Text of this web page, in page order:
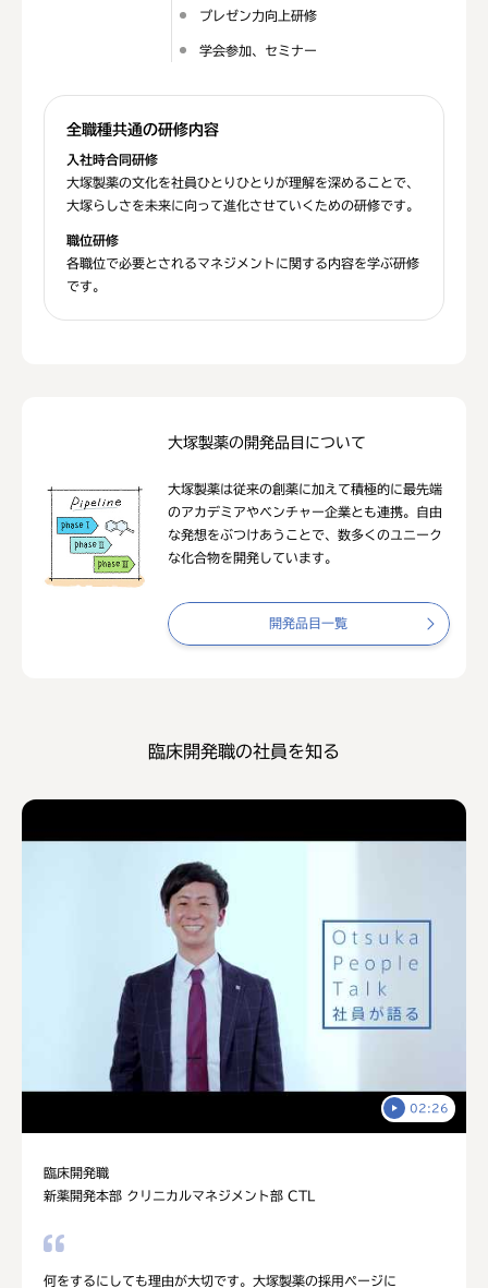
プレゼン力向上研修
学会参加、セミナー
全職種共通の研修内容
入社時合同研修
大塚製薬の文化を社員ひとりひとりが理解を深めることで、
大塚らしさを未来に向って進化させていくための研修です。
職位研修
各職位で必要とされるマネジメントに関する内容を学ぶ研修
です。
大塚製薬の開発品目について
大塚製薬は従来の創薬に加えて積極的に最先端
のアカデミアやベンチャー企業とも連携。自由
な発想をぶつけあうことで、数多くのユニーク
な化合物を開発しています。
開発品目一覧
臨床開発職の社員を知る
02:26
臨床開発職
新薬開発本部 クリニカルマネジメント部 CTL
何をするにしても理由が大切です。大塚製薬の採用ページに